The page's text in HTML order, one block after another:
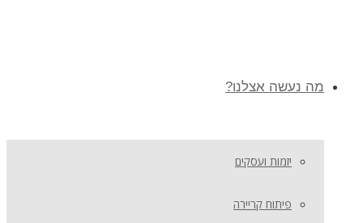
מה נעשה אצלנו?
יזמות ועסקים
פיתוח קריירה